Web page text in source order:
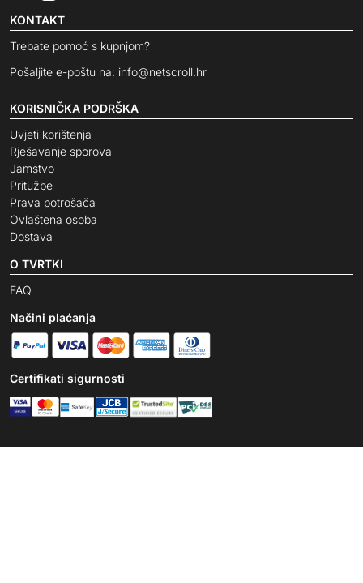
KONTAKT
Trebate pomoć s kupnjom?
Pošaljite e-poštu na: info@netscroll.hr
KORISNIČKA PODRŠKA
Uvjeti korištenja
Rješavanje sporova
Jamstvo
Pritužbe
Prava potrošača
Ovlaštena osoba
Dostava
O TVRTKI
FAQ
Načini plaćanja
Certifikati sigurnosti